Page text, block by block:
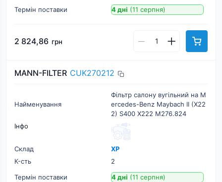
Термін поставки
4 дні (11 серпня)
2 824,86 грн
MANN-FILTER CUK270212
Найменування
Фільтр салону вугільний на M
ercedes-Benz Maybach II (X22
2) S400 X222 M276.824
Інфо
Склад
ХР
К-cть
2
Термін поставки
4 дні (11 серпня)